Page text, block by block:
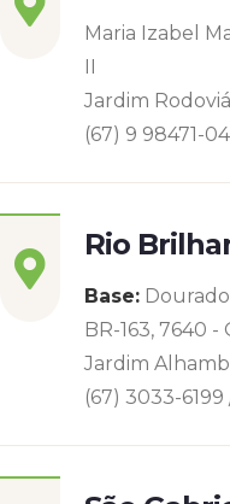
Maria Izabel
II
Jardim
(67) 9 98471-
Rio
Base:
BR-163, 7640 -
Jardim
(67) 3033-6199